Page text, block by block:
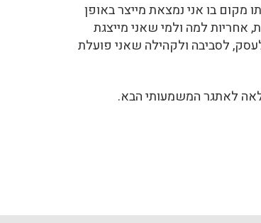
בו אני נמצאת מייצר באופן
אחריות למה ולמי שאני מייצגת
לסביבה ולקהילה שאני פועלת
לאתגר המשמעותי הבא.